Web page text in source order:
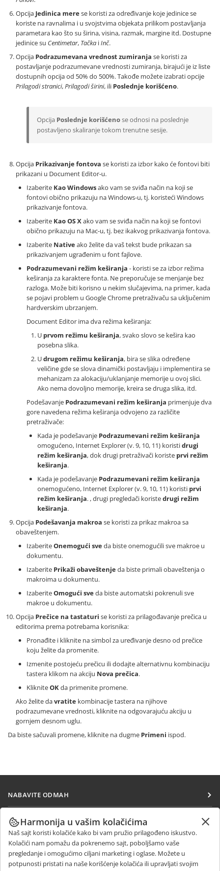
Opcija Jedinica merese koristi za određivanje koje jedinice se
koriste na ravnalima i u svojstvima objekata prilikom postavljanja
parametara kao što su širina, visina, razmak, margine itd. Dostupne
jedinice su Centimetar, Tačka iInč.
Opcija Podrazumevana vrednost zumiranja se koristi za
postavljanje podrazumevane vrednosti zumiranja, birajući je iz liste
dostupnih opcija od 50% do 500%. Takođe možete izabrati opcije
Prilagodi stranici,Prilagodi širini, ili Poslednje korišćeno.
Opcija Poslednje korišćenose odnosi na poslednje
postavljeno skaliranje tokom trenutne sesije.
Opcija Prikazivanje fontova se koristi za izbor kako će fontovi biti
prikazani u Document Editor-u.
Izaberite Kao Windowsako vam se sviđa način na koji se
fontovi obično prikazuju na Windows-u, tj. koristeći Windows
prikazivanje fontova.
Izaberite Kao OS Xako vam se sviđa način na koji se fontovi
obično prikazuju na Mac-u, tj. bez ikakvog prikazivanja fontova.
Izaberite Nativeako želite da vaš tekst bude prikazan sa
prikazivanjem ugrađenim u font fajlove.
Podrazumevani režim keširanja - koristi se za izbor režima
keširanja za karaktere fonta. Ne preporučuje se menjanje bez
razloga. Može biti korisno u nekim slučajevima, na primer, kada
se pojavi problem u Google Chrome pretraživaču sa uključenim
hardverskim ubrzanjem.
Document Editor ima dva režima keširanja:
U prvom režimu keširanja, svako slovo se kešira kao
posebna slika.
Udrugom režimu keširanja, bira se slika određene
veličine gde se slova dinamički postavljaju i implementira se
mehanizam za alokaciju/uklanjanje memorije u ovoj slici.
Ako nema dovoljno memorije, kreira se druga slika, itd.
Podešavanje Podrazumevani režim keširanja primenjuje dva
gore navedena režima keširanja odvojeno za različite
pretraživače:
Kada je podešavanje Podrazumevani režim keširanja
omogućeno, Internet Explorer (v. 9, 10, 11) koristidrugi
režim keširanja, dok drugi pretraživači koriste prvi režim
keširanja.
Kada je podešavanje Podrazumevani režim keširanja
onemogućeno, Internet Explorer (v. 9, 10, 11) koristi prvi
režim keširanja. , drugi pregledači koristedrugi režim
keširanja.
Opcija Podešavanja makroa se koristi za prikaz makroa sa
obaveštenjem.
IzaberiteOnemogući sveda biste onemogućili sve makroe u
dokumentu.
Izaberite Prikaži obaveštenjeda biste primali obaveštenja o
makroima u dokumentu.
IzaberiteOmogući sveda biste automatski pokrenuli sve
makroe u dokumentu.
Opcija Prečice na tastaturi se koristi za prilagođavanje prečica u
editorima prema potrebama korisnika:
Pronađite i kliknite na simbol za uređivanje desno od prečice
koju želite da promenite.
Izmenite postojeću prečicu ili dodajte alternativnu kombinaciju
tastera klikom na akciju Nova prečica.
KlikniteOKda primenite promene.
Ako želite davratite kombinacije tastera na njihove
podrazumevane vrednosti, kliknite na odgovarajuću akciju u
gornjem desnom uglu.
Da biste sačuvali promene, kliknite na dugme Primeni ispod.
NABAVITE ODMAH
Docs
DocSpace
Workspace
Konektori
SARAĐUJTE
Za doprinosioce
Za prevodioce
Za influensere
PRIMAJTE VESTI
Blog
DOBIJTE POMOĆ
Harmonija u vašim kolačićima
Naš sajt koristi kolačiće kako bi vam pružio prilagođeno iskustvo.
Kolačići nam pomažu da pokrenemo sajt, poboljšamo vaše
pregledanje i omogućimo ciljani marketing i oglase. Možete u
potpunosti pristati na naše korišćenje kolačića ili upravljati svojim